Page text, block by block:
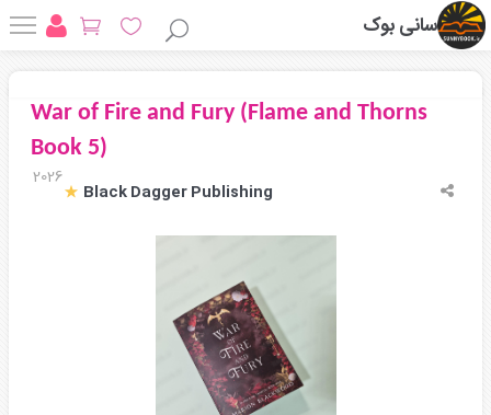
سانی بوک
War of Fire and Fury (Flame and Thorns
Book 5)
2026
Black Dagger Publishing